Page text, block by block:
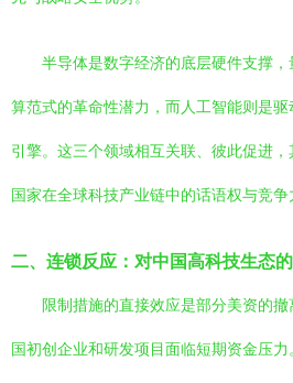
半导体是数字经济的底层硬件支撑
算范式的革命性潜力，而人工智能则是
引擎。这三个领域相互关联、彼此促进
国家在全球科技产业链中的话语权与竞争
二、连锁反应：对中国高科技生态
限制措施的直接效应是部分美资的
国初创企业和研发项目面临短期资金压